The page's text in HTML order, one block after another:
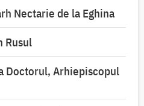
Nectarie de la Eghina
Rusul
Doctorul, Arhiepiscopul